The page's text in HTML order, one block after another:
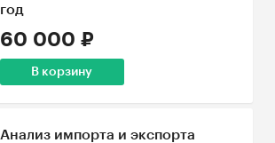
год
60 000 ₽
В корзину
Анализ импорта и экспорта